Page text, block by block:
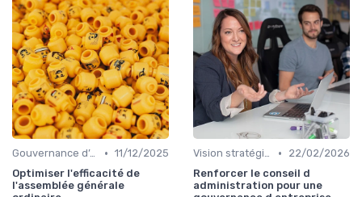
Gouvernance d’entreprise • 11/12/2025
Optimiser l'efficacité de
l'assemblée générale
Vision stratégique & ambition long terme •
22/02/2026
Renforcer le conseil d
administration pour une